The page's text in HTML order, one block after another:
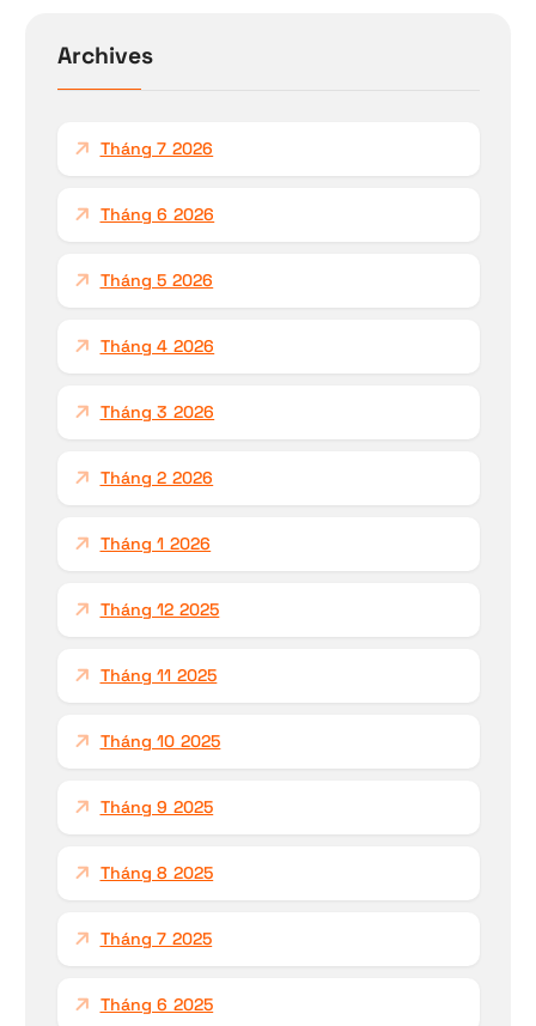
ế
m
Archives
Tháng 7 2026
Tháng 6 2026
Tháng 5 2026
Tháng 4 2026
Tháng 3 2026
Tháng 2 2026
Tháng 1 2026
Tháng 12 2025
Tháng 11 2025
Tháng 10 2025
Tháng 9 2025
Tháng 8 2025
Tháng 7 2025
Tháng 6 2025